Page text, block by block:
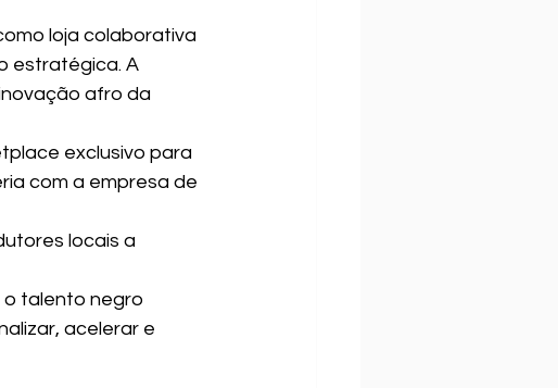
loja colaborativa
estratégica. A
afro da
exclusivo para
com a empresa de
locais a
o talento negro
acelerar e